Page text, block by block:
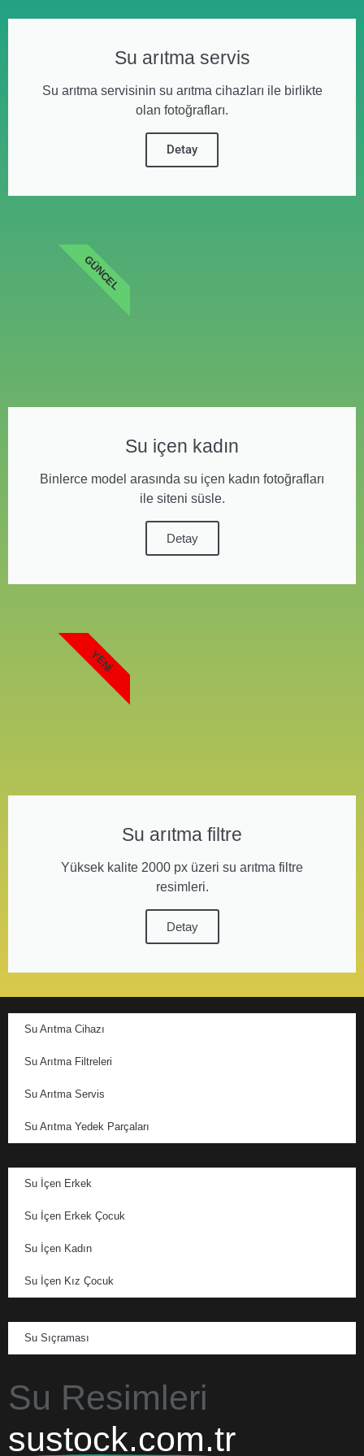
Su arıtma servis
Su arıtma servisinin su arıtma cihazları ile birlikte
olan fotoğrafları.
Detay
Su içen kadın
Binlerce model arasında su içen kadın fotoğrafları
ile siteni süsle.
Detay
GÜNCEL
Su arıtma filtre
Yüksek kalite 2000 px üzeri su arıtma filtre
resimleri.
Detay
YENI
Su Arıtma Cihazı
Su Arıtma Filtreleri
Su Arıtma Servis
Su Arıtma Yedek Parçaları
Su İçen Erkek
Su İçen Erkek Çocuk
Su İçen Kadın
Su İçen Kız Çocuk
Su Sıçraması
Su Resimleri
sustock.com.tr